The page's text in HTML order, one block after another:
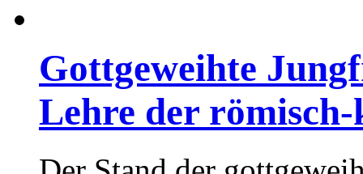
Gottgeweihte
Lehre der